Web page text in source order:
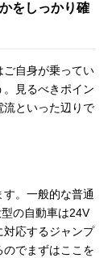
をしっかり確
ご自身が乗ってい
見るべきポイン
流といった辺りで
。一般的な普通
の自動車は24V
対応するジャンプ
でまずはここを